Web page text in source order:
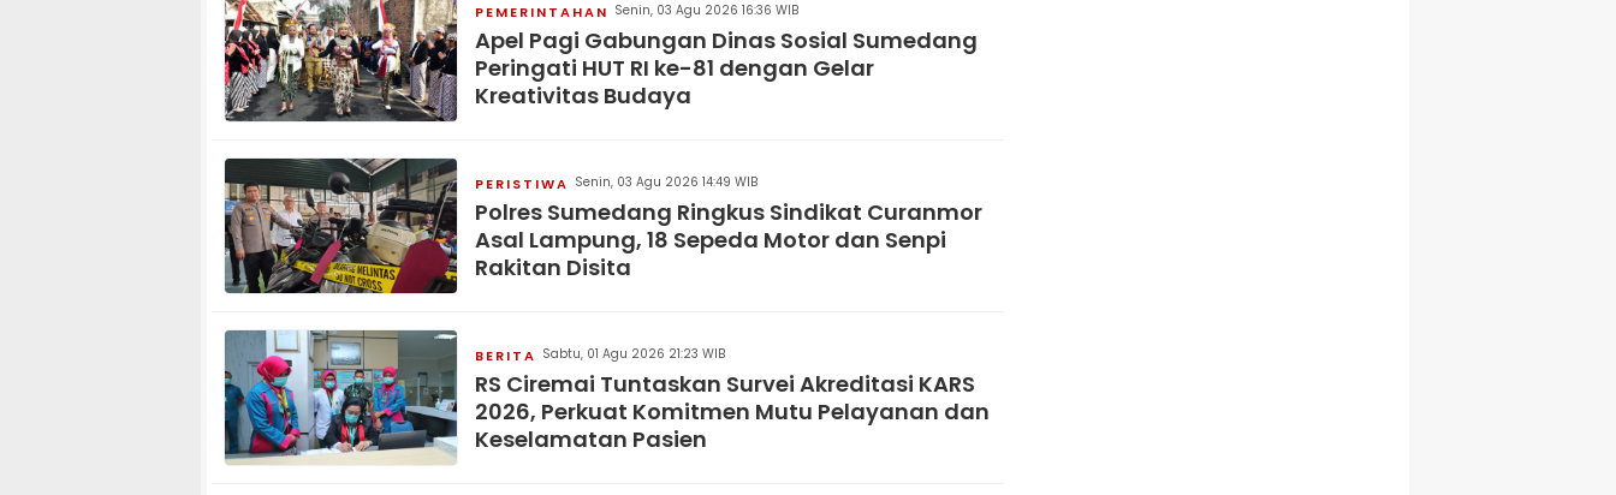
PEMERINTAHAN Senin, 03 Agu 2026 16:36 WIB
Apel Pagi Gabungan Dinas Sosial Sumedang
Peringati HUT RI ke-81 dengan Gelar
Kreativitas Budaya
PERISTIWA Senin, 03 Agu 2026 14:49 WIB
Polres Sumedang Ringkus Sindikat Curanmor
Asal Lampung, 18 Sepeda Motor dan Senpi
Rakitan Disita
BERITA Sabtu, 01 Agu 2026 21:23 WIB
RS Ciremai Tuntaskan Survei Akreditasi KARS
2026, Perkuat Komitmen Mutu Pelayanan dan
Keselamatan Pasien